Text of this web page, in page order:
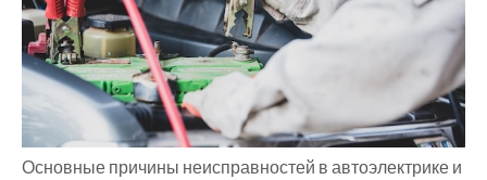
Основные причины неисправностей в автоэлектрике и